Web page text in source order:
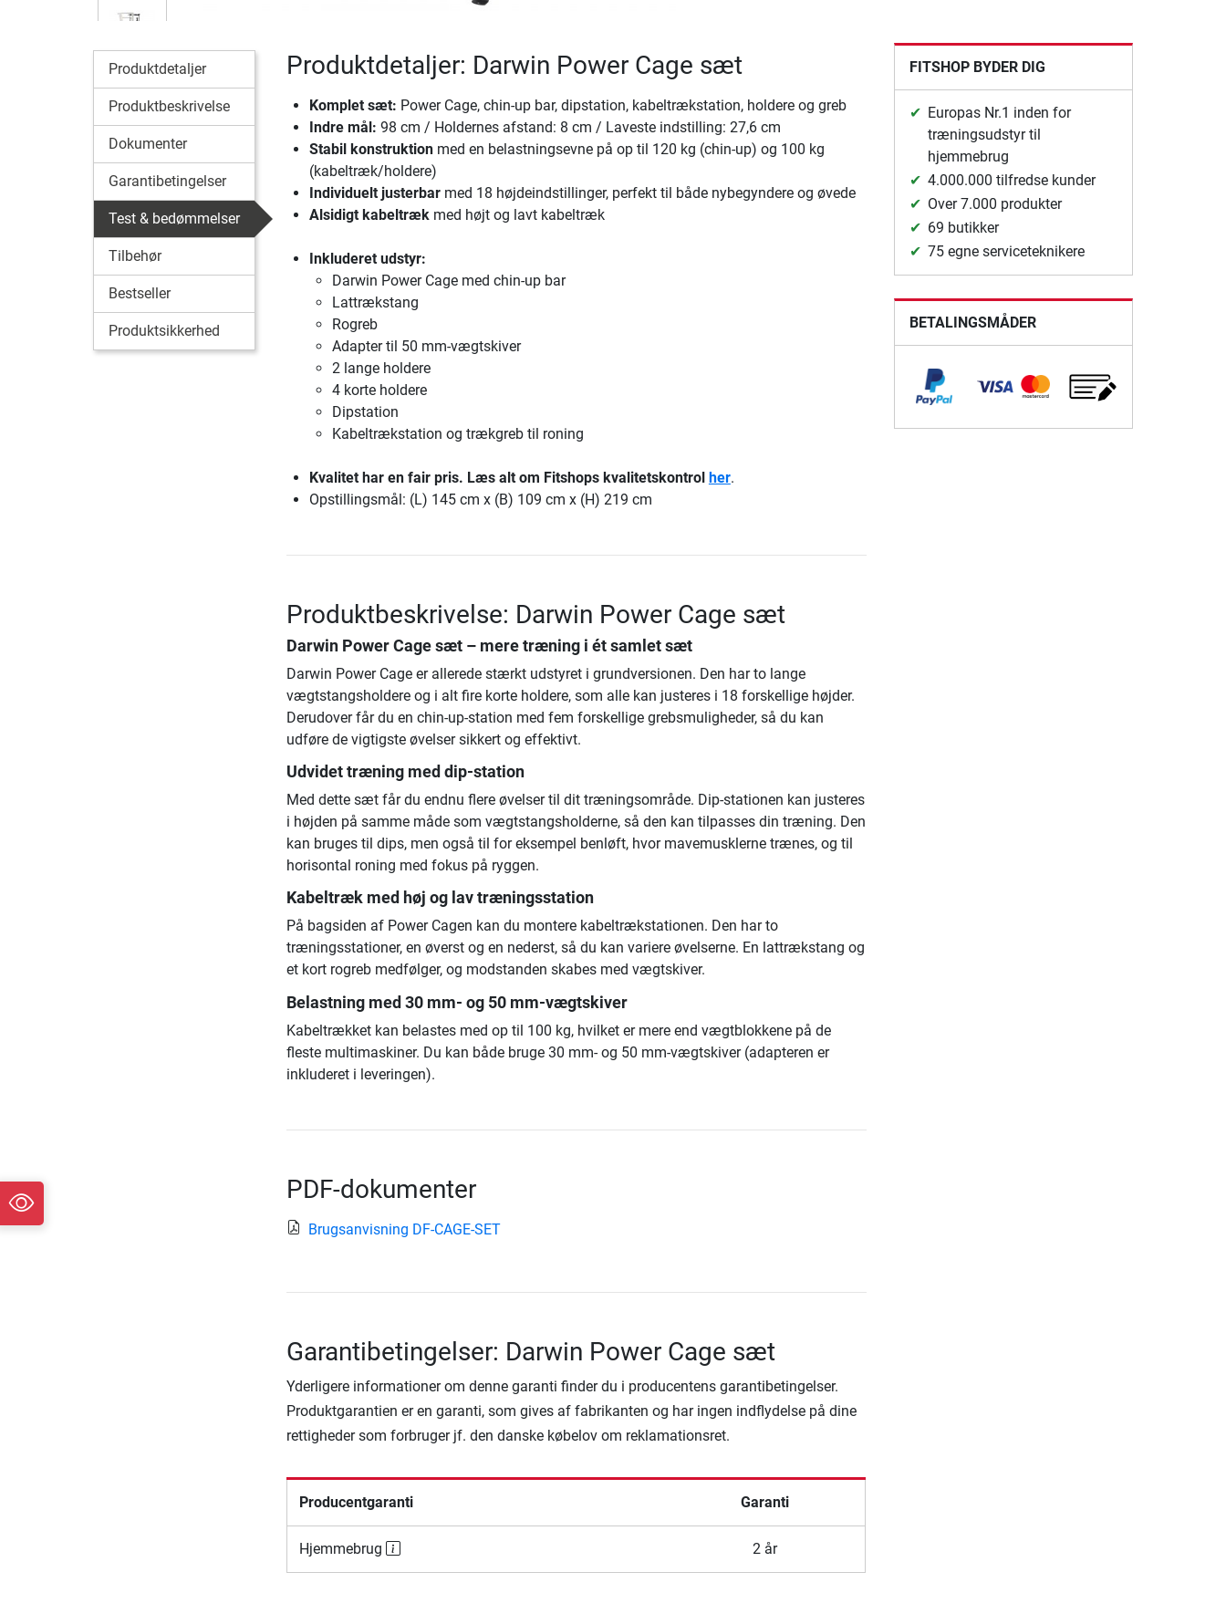
Produktdetaljer
Produktbeskrivelse
Dokumenter
Garantibetingelser
Test & bedømmelser
Tilbehør
Bestseller
Produktsikkerhed
Produktdetaljer: Darwin Power Cage sæt
Komplet sæt: Power Cage, chin-up bar, dipstation, kabeltrækstation, holdere og greb
Indre mål: 98 cm / Holdernes afstand: 8 cm / Laveste indstilling: 27,6 cm
Stabil konstruktionmed en belastningsevne på op til 120 kg (chin-up) og 100 kg
(kabeltræk/holdere)
Individuelt justerbarmed 18 højdeindstillinger, perfekt til både nybegyndere og øvede
Alsidigt kabeltrækmed højt og lavt kabeltræk
Inkluderet udstyr:
Darwin Power Cage med chin-up bar
Lattrækstang
Rogreb
Adapter til 50 mm-vægtskiver
2 lange holdere
4 korte holdere
Dipstation
Kabeltrækstation og trækgreb til roning
Kvalitet har en fair pris. Læs alt om Fitshops kvalitetskontrol her.
Opstillingsmål: (L) 145 cm x (B) 109 cm x (H) 219 cm
Produktbeskrivelse: Darwin Power Cage sæt
Darwin Power Cage sæt– mere træning i ét samlet sæt
Darwin Power Cage er allerede stærkt udstyret i grundversionen. Den har to lange
vægtstangsholdere og i alt fire korte holdere, som alle kan justeres i 18 forskellige højder.
Derudover får du en chin-up-station med fem forskellige grebsmuligheder, så du kan
udføre de vigtigste øvelser sikkert og effektivt.
Udvidet træning med dip-station
Med dette sæt får du endnu flere øvelser til dit træningsområde. Dip-stationen kan justeres
i højden på samme måde som vægtstangsholderne, så den kan tilpasses din træning. Den
kan bruges til dips, men også til for eksempel benløft, hvor mavemusklerne trænes, og til
horisontal roning med fokus på ryggen.
Kabeltræk med høj og lav træningsstation
På bagsiden af Power Cagen kan du montere kabeltrækstationen. Den har to
træningsstationer, en øverst og en nederst, så du kan variere øvelserne. En lattrækstang og
et kort rogreb medfølger, og modstanden skabes med vægtskiver.
Belastning med 30 mm- og 50 mm-vægtskiver
Kabeltrækket kan belastes med op til 100 kg, hvilket er mere end vægtblokkene på de
fleste multimaskiner. Du kan både bruge 30 mm- og 50 mm-vægtskiver (adapteren er
inkluderet i leveringen).
PDF-dokumenter
Brugsanvisning DF-CAGE-SET
Garantibetingelser: Darwin Power Cage sæt
Yderligere informationer om denne garanti finder du i producentens garantibetingelser.
Produktgarantien er en garanti, som gives af fabrikanten og har ingen indflydelse på dine
rettigheder som forbruger jf. den danske købelov om reklamationsret.
Producentgaranti Garanti
Hjemmebrug 2 år
FITSHOP BYDER DIG
Europas Nr.1 inden for
træningsudstyr til
hjemmebrug
4.000.000 tilfredse kunder
Over 7.000 produkter
69 butikker
75 egne serviceteknikere
BETALINGSMÅDER